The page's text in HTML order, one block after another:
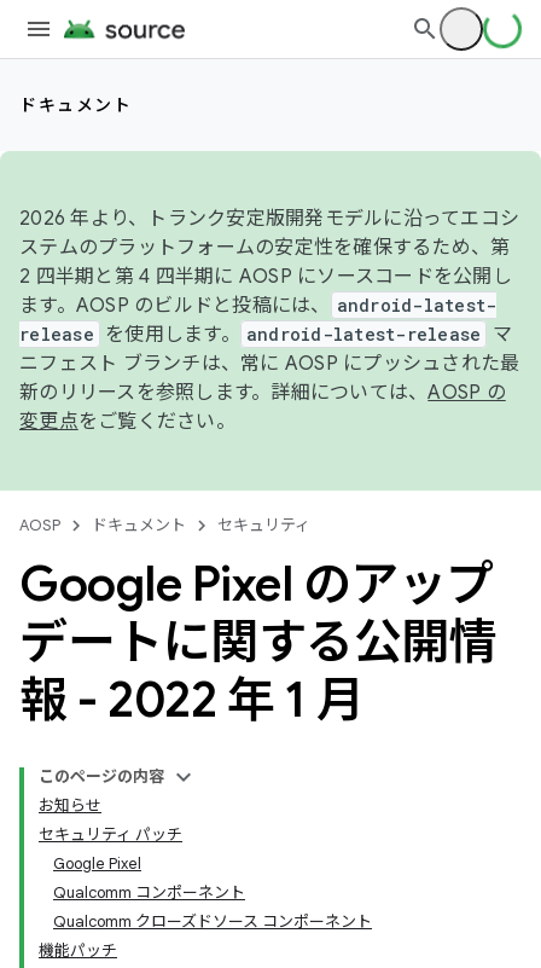
ドキュメント
2026 年より、トランク安定版開発モデルに沿ってエコシ
ステムのプラットフォームの安定性を確保するため、第
2 四半期と第 4 四半期に AOSP にソースコードを公開し
ます。AOSP のビルドと投稿には、
android-latest-
release
を使用します。 android-latest-release
マ
ニフェスト ブランチは、常に AOSP にプッシュされた最
新のリリースを参照します。詳細については、AOSP の
変更点をご覧ください。
AOSP ドキュメント セキュリティ
Google Pixel のアップ
デートに関する公開情
報 - 2022 年 1 月
このページの内容
お知らせ
セキュリティ パッチ
Google Pixel
Qualcomm コンポーネント
Qualcomm クローズドソース コンポーネント
機能パッチ